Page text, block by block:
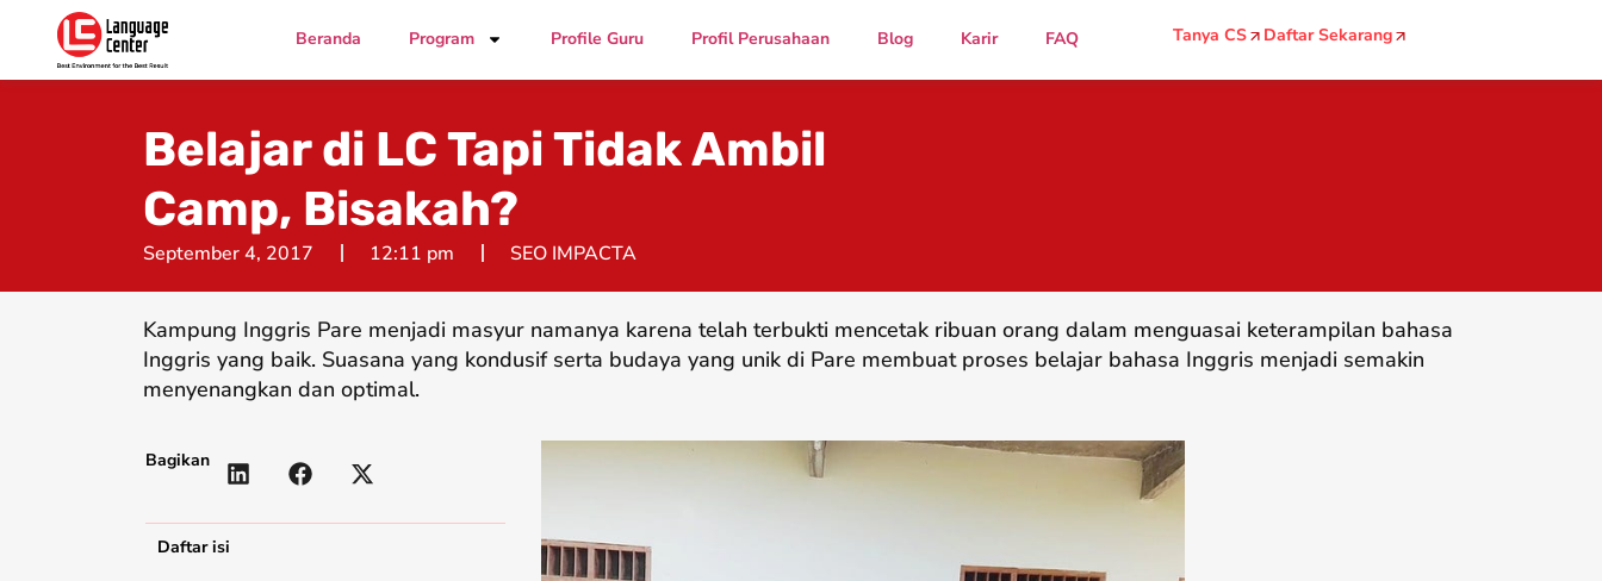
Beranda Program Profile Guru Profil Perusahaan Blog Karir FAQ Tanya CS Daftar Sekarang
Belajar di LC Tapi Tidak Ambil
Camp, Bisakah?
September 4, 2017 12:11 pm SEO IMPACTA
Kampung Inggris Pare menjadi masyur namanya karena telah terbukti mencetak ribuan orang dalam menguasai keterampilan bahasa
Inggris yang baik. Suasana yang kondusif serta budaya yang unik di Pare membuat proses belajar bahasa Inggris menjadi semakin
menyenangkan dan optimal.
Bagikan
Daftar isi